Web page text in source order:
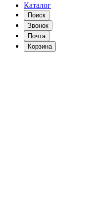
Каталог
Поиск
Звонок
Почта
Корзина